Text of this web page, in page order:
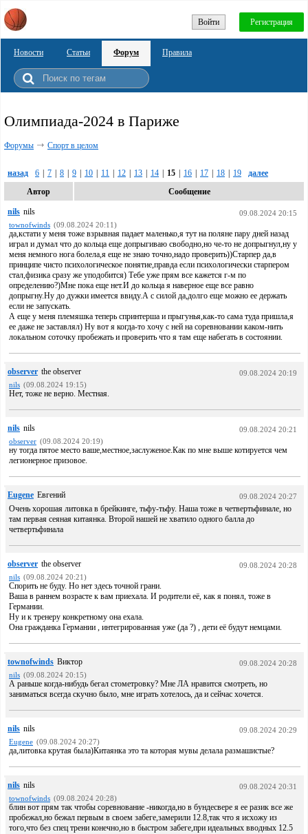
Войти Регистрация
Новости Статьи Форум Правила
Олимпиада-2024 в Париже
Форумы Спорт в целом
назад 6 7 8 9 10 11 12 13 14 15 16 17 18 19
далее
Автор
Сообщение
nils nils
09.08.2024 20:15
townofwinds (09.08.2024 20:11)
да,кстати у меня тоже взрывная падает маленько,я тут на поляне пару дней назад
играл и думал что до кольца еще допрыгиваю свободно,но че-то не допрыгнул,ну у
меня немного нога болела,я еще не знаю точно,надо проверить))Старпер да,в
принципе чисто психологическое понятие,правда если психологически старпером
стал,физика сразу же уподобится) Тебе уже прям все кажется г-м по
определению?)Мне пока еще нет.И до кольца я наверное еще все равно
допрыгну.Ну до дужки имеется ввиду.А с силой да,долго еще можно ее держать
если не запускать.
А еще у меня племяшка теперь спринтерша и прыгунья,как-то сама туда пришла,я
ее даже не заставлял) Ну вот я когда-то хочу с ней на соревновании каком-нить
локальном соточку пробежать и проверить что я там еще набегать в состоянии.
observer the observer
09.08.2024 20:19
nils (09.08.2024 19:15)
Нет, тоже не верно. Местная.
nils nils
09.08.2024 20:21
observer (09.08.2024 20:19)
ну тогда пятое место ваше,местное,заслуженое.Как по мне выше котируется чем
легионерное призовое.
Eugene Евгений 09.08.2024 20:27
Очень хорошая литовка в брейкинге, тьфу-тьфу. Наша тоже в четвертьфинале, но
там первая сеяная китаянка. Второй нашей не хватило одного балла до
четвертьфинала
observer the observer
09.08.2024 20:28
nils (09.08.2024 20:21)
Спорить не буду. Но нет здесь точной грани.
Ваша в раннем возрасте к вам приехала. И родители её, как я понял, тоже в
Германии.
Ну и к тренеру конкретному она ехала.
Она гражданка Германии , интегрированная уже (да ?) , дети её будут немцами.
townofwinds Виктор
09.08.2024 20:28
nils (09.08.2024 20:15)
А раньше когда-нибудь бегал стометровку? Мне ЛА нравится смотреть, но
заниматься всегда скучно было, мне играть хотелось, да и сейчас хочется.
nils nils
09.08.2024 20:29
Eugene (09.08.2024 20:27)
да,литовка крутая была)Китаянка это та которая мувы делала размашистые?
nils nils
09.08.2024 20:31
townofwinds (09.08.2024 20:28)
блин вот прям так чтобы соревнование -никогда,но в бундесвере я ее разик все же
пробежал,но бежал первым в своем забеге,замерили 12.8,так что я исхожу из
того,что без спец трени конечно,но в быстром забеге,при идеальных вводных 12.5